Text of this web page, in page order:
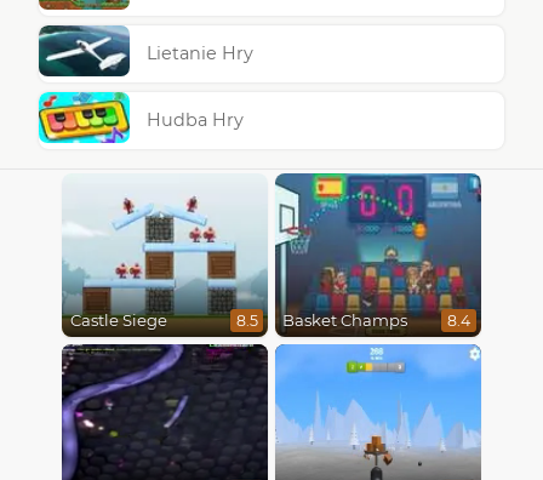
Lietanie Hry
Hudba Hry
Castle Siege 8.5 Basket Champs 8.4